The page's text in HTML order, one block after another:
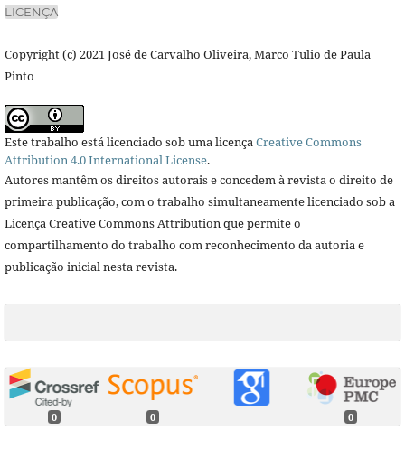
LICENÇA
Copyright (c) 2021 José de Carvalho Oliveira, Marco Tulio de Paula
Pinto
Este trabalho está licenciado sob uma licençaCreative Commons
Attribution 4.0 International License.
Autores mantêm os direitos autorais e concedem à revista o direito de
primeira publicação, com o trabalho simultaneamente licenciado sob a
Licença Creative Commons Attribution que permite o
compartilhamento do trabalho com reconhecimento da autoria e
publicação inicial nesta revista.
0 0 0